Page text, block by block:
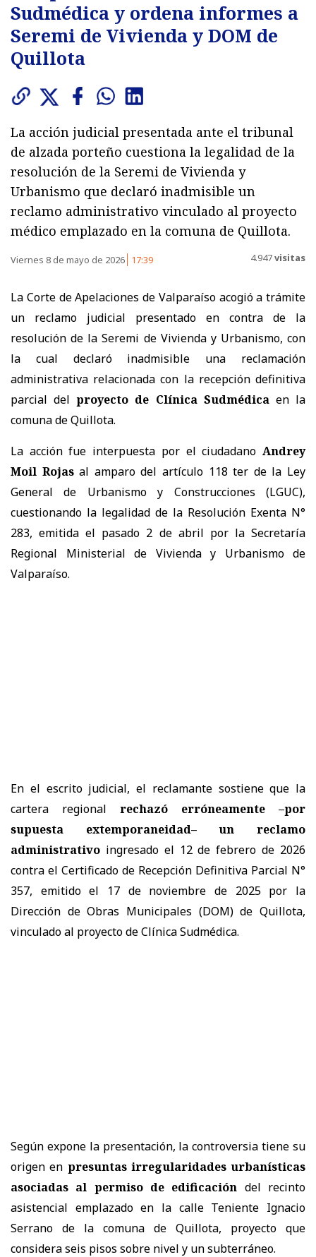
Sudmédica y ordena informes a
Seremi de Vivienda y DOM de
Quillota
La acción judicial presentada ante el tribunal
de alzada porteño cuestiona la legalidad de la
resolución de la Seremi de Vivienda y
Urbanismo que declaró inadmisible un
reclamo administrativo vinculado al proyecto
médico emplazado en la comuna de Quillota.
Viernes 8 de mayo de 2026 17:39 4.947visitas
La Corte de Apelaciones de Valparaíso acogió a trámite
un reclamo judicial presentado en contra de la
resolución de la Seremi de Vivienda y Urbanismo, con
la cual declaró inadmisible una reclamación
administrativa relacionada con la recepción definitiva
parcial delproyecto de Clínica Sudmédica en la
comuna de Quillota.
La acción fue interpuesta por el ciudadano Andrey
Moil Rojasal amparo del artículo 118 ter de la Ley
General de Urbanismo y Construcciones (LGUC),
cuestionando la legalidad de la Resolución Exenta N°
283, emitida el pasado 2 de abril por la Secretaría
Regional Ministerial de Vivienda y Urbanismo de
Valparaíso.
En el escrito judicial, el reclamante sostiene que la
cartera regional rechazó erróneamente –por
supuesta extemporaneidad– un reclamo
administrativo ingresado el 12 de febrero de 2026
contra el Certificado de Recepción Definitiva Parcial N°
357, emitido el 17 de noviembre de 2025 por la
Dirección de Obras Municipales (DOM) de Quillota,
vinculado al proyecto de Clínica Sudmédica.
Según expone la presentación, la controversia tiene su
origen en presuntas irregularidades urbanísticas
asociadas al permiso de edificación del recinto
asistencial emplazado en la calle Teniente Ignacio
Serrano de la comuna de Quillota, proyecto que
considera seis pisos sobre nivel y un subterráneo.